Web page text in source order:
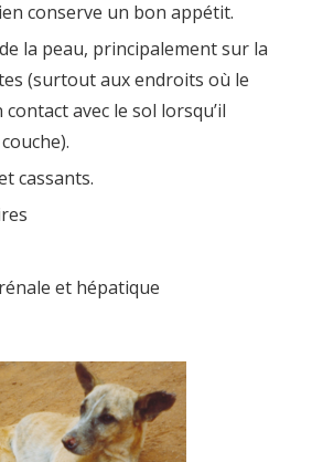
conserve un bon appétit.
la peau, principalement sur la
(surtout aux endroits où le
avec le sol lorsqu’il
cassants.
et hépatique